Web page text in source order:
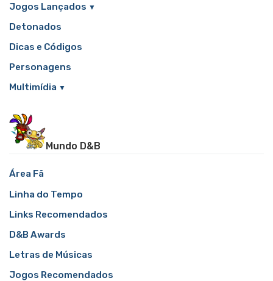
Jogos Lançados
Detonados
Dicas e Códigos
Personagens
Multimídia
Mundo D&B
Área Fã
Linha do Tempo
Links Recomendados
D&B Awards
Letras de Músicas
Jogos Recomendados